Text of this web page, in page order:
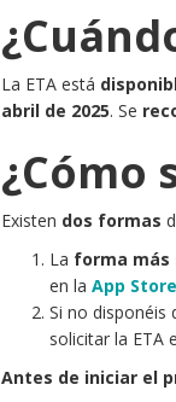
La ETA está
abril de 2025. Se
¿Cómo
Existen dos formas
La forma más
en laApp
Si no disponéis
solicitar la ETA
Antes de iniciar el